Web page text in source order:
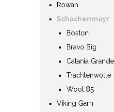
Rowan
Schachenmayr
Boston
Bravo Big
Catania Grande
Trachtenwolle
Wool 85
Viking Garn